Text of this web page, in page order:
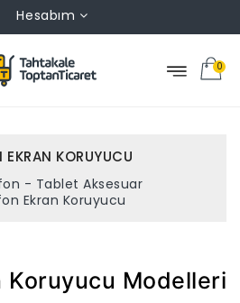
Hesabım
0
EKRAN KORUYUCU
- Tablet Aksesuar
Ekran Koruyucu
Koruyucu Modelleri